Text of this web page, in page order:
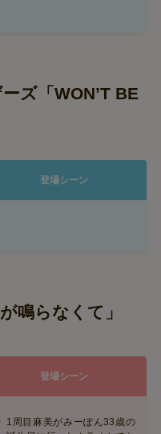
ズ「WON’T BE
登場シーン
鳴らなくて」
登場シーン
1周目麻美がみーぽん33歳の